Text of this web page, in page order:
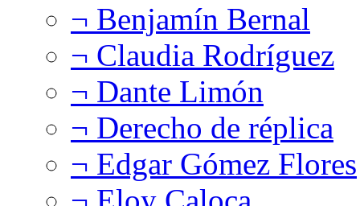
¬ Benjamín Bernal
¬ Claudia Rodríguez
¬ Dante Limón
¬ Derecho de réplica
¬ Edgar Gómez Flores